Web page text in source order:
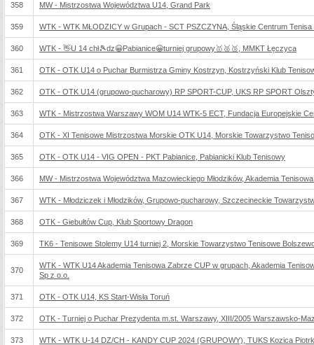
358 MW - Mistrzostwa Województwa U14, Grand Park
359 WTK - WTK MŁODZICY w Grupach - SCT PSZCZYNA, Śląskie Centrum
360 WTK - 👋U 14 chł🎾dz😀Pabianice😀turniej grupowy🥇🥈🥉, MMKT Łęczyca
361 OTK - OTK U14 o Puchar Burmistrza Gminy Kostrzyn, Kostrzyński Klub
362 OTK - OTK U14 (grupowo-pucharowy) RP SPORT-CUP, UKS RP SPORT
363 WTK - Mistrzostwa Warszawy WOM U14 WTK-5 ECT, Fundacja Europejskie
364 OTK - XI Tenisowe Mistrzostwa Morskie OTK U14, Morskie Towarzystwo
365 OTK - OTK U14 - VIG OPEN - PKT Pabianice, Pabianicki Klub Tenisowy
366 MW - Mistrzostwa Województwa Mazowieckiego Młodzików, Akademia
367 WTK - Młodziczek i Młodzików, Grupowo-pucharowy, Szczecineckie
368 OTK - Giebułtów Cup, Klub Sportowy Dragon
369 TK6 - Tenisowe Stolemy U14 turniej 2, Morskie Towarzystwo Tenisowe
370
WTK - WTK U14 Akademia Tenisowa Zabrze CUP w grupach, Akademia
Sp z o.o.
371 OTK - OTK U14, KS Start-Wisła Toruń
372 OTK - Turniej o Puchar Prezydenta m.st. Warszawy, XIII/2005 Warszawsko-
373 WTK - WTK U-14 DZ/CH - KANDY CUP 2024 (GRUPOWY), TUKS Kozica